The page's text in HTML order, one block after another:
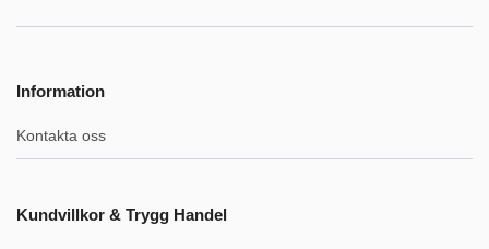
Information
Kontakta oss
Kundvillkor & Trygg Handel